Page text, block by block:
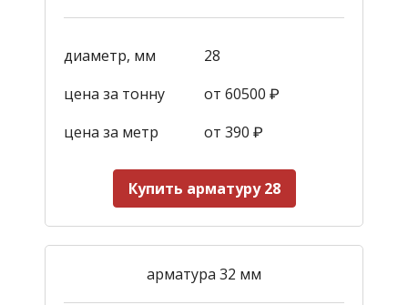
диаметр, мм
28
цена за тонну
от 60500 ₽
цена за метр
от 390 ₽
Купить арматуру 28
арматура 32 мм